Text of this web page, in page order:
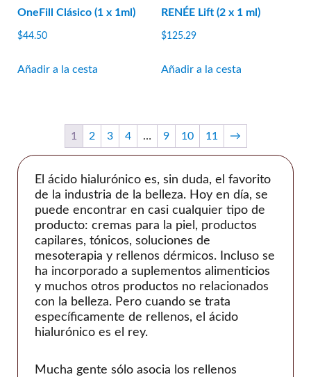
El ácido hialurónico es, sin duda, el favorito
de la industria de la belleza. Hoy en día, se
puede encontrar en casi cualquier tipo de
producto: cremas para la piel, productos
capilares, tónicos, soluciones de
mesoterapia y rellenos dérmicos. Incluso se
ha incorporado a suplementos alimenticios
y muchos otros productos no relacionados
con la belleza. Pero cuando se trata
específicamente de rellenos, el ácido
hialurónico es el rey.
Mucha gente sólo asocia los rellenos
OneFill Clásico (1 x 1ml)
$44.50
Añadir a la cesta
RENÉE Lift (2 x 1 ml)
$125.29
Añadir a la cesta
1 2 3 4 … 9 10 11 →
Jetema
LG química
MatexLab
NeoGénesis
Nexus Farma
Dermatología Profesional
Prolenio
PY Médico
Reanzen
Biotecnología Regen
Tan joven
teoxano
Viscentom